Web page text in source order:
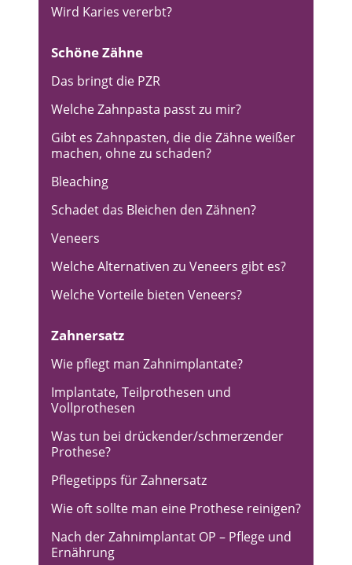
Wird Karies vererbt?
Schöne Zähne
Das bringt die PZR
Welche Zahnpasta passt zu mir?
Gibt es Zahnpasten, die die Zähne weißer
machen, ohne zu schaden?
Bleaching
Schadet das Bleichen den Zähnen?
Veneers
Welche Alternativen zu Veneers gibt es?
Welche Vorteile bieten Veneers?
Zahnersatz
Wie pflegt man Zahnimplantate?
Implantate, Teilprothesen und
Vollprothesen
Was tun bei drückender/schmerzender
Prothese?
Pflegetipps für Zahnersatz
Wie oft sollte man eine Prothese reinigen?
Nach der Zahnimplantat OP – Pflege und
Ernährung